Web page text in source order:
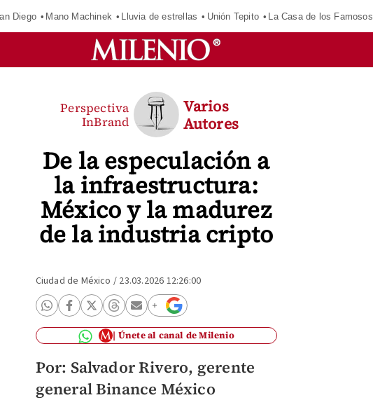
Diego Mano Machinek Lluvia de estrellas Unión Tepito La Casa de los Famosos
De la especulación a
la infraestructura:
México y la madurez
de la industria cripto
Perspectiva
InBrand
Varios
Autores
Ciudad de México / 23.03.2026 12:26:00
Únete al canal de Milenio
Por: Salvador Rivero, gerente
general Binance México